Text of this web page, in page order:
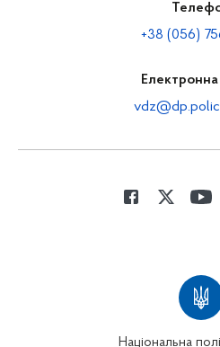
+38 (056)
Національна